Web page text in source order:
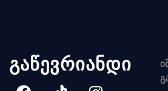
გაწევრიანდი